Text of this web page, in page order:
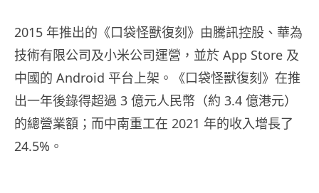
2015 年推出的《口袋怪獸復刻》由騰訊控股、華為
技術有限公司及小米公司運營，並於 App Store 及
中國的 Android 平台上架。《口袋怪獸復刻》在推
出一年後錄得超過 3 億元人民幣（約 3.4 億港元）
的總營業額；而中南重工在 2021 年的收入增長了
24.5%。